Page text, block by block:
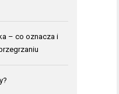
– co oznacza i